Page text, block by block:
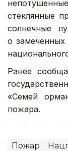
стеклянные
солнечные
о замеченных
Ранее
«Семей
пожара.
Пожар